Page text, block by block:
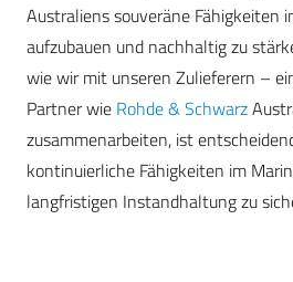
Australiens souveräne Fähigkeiten
aufzubauen und nachhaltig zu
wie wir mit unseren Zulieferern –
Partner wie Rohde & Schwarz
zusammenarbeiten, ist
kontinuierliche Fähigkeiten im
langfristigen Instandhaltung zu